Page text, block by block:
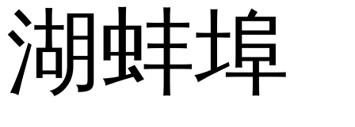
湖蚌埠